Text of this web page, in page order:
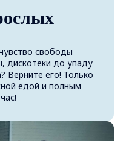
свободы
дискотеки до упаду
Верните его! Только
едой и полным